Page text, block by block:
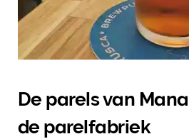
De parels van
de parelfabriek